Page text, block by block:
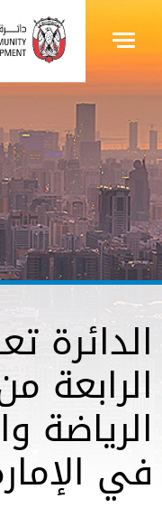
الدائرة
الرابعة
الرياضة
في